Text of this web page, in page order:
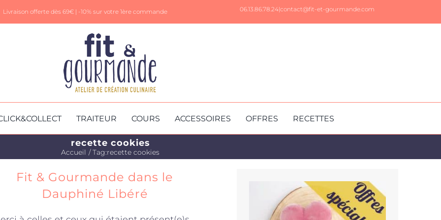
Livraison offerte dès 69€ | -10% sur votre 1ère commande 06.13.86.78.24|contact@fit-et-gourmande.com
TRAITEUR COURS ACCESSOIRES OFFRES RECETTES
recette cookies
Accueil Tag:recette cookies
Fit & Gourmande dans le
Dauphiné Libéré